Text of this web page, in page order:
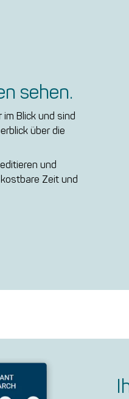
sehen.
Blick und sind
über die
und
Zeit und